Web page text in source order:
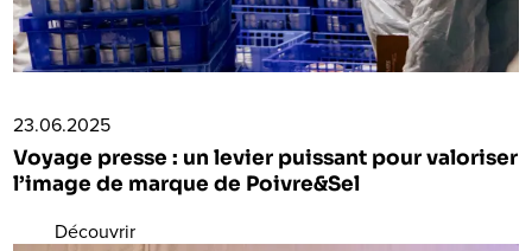
23.06.2025
Voyage presse : un levier puissant pour valoriser
l’image de marque de Poivre&Sel
Découvrir